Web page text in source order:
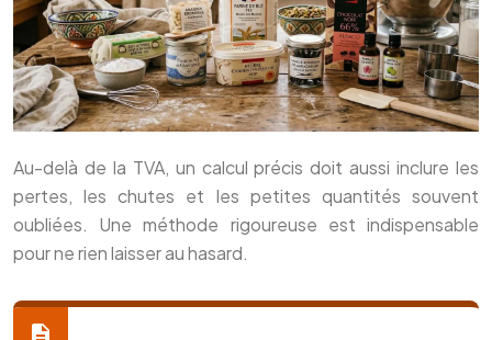
Au-delà de la TVA, un calcul précis doit aussi inclure les
pertes, les chutes et les petites quantités souvent
oubliées. Une méthode rigoureuse est indispensable
pour ne rien laisser au hasard.